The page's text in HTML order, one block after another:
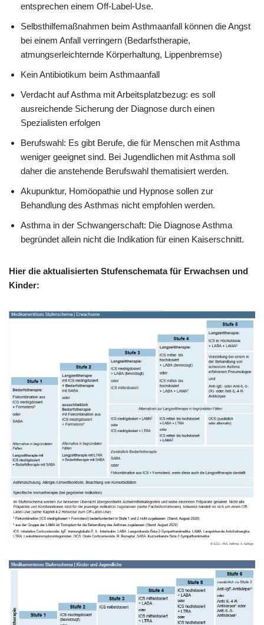
entsprechen einem Off-Label-Use.
Selbsthilfemaßnahmen beim Asthmaanfall können die Angst
bei einem Anfall verringern (Bedarfstherapie,
atmungserleichternde Körperhaltung, Lippenbremse)
Kein Antibiotikum beim Asthmaanfall
Verdacht auf Asthma mit Arbeitsplatzbezug: es soll
ausreichende Sicherung der Diagnose durch einen
Spezialisten erfolgen
Berufswahl: Es gibt Berufe, die für Menschen mit Asthma
weniger geeignet sind. Bei Jugendlichen mit Asthma soll
daher die anstehende Berufswahl thematisiert werden.
Akupunktur, Homöopathie und Hypnose sollen zur
Behandlung des Asthmas nicht empfohlen werden.
Asthma in der Schwangerschaft: Die Diagnose Asthma
begründet allein nicht die Indikation für einen Kaiserschnitt.
Hier die aktualisierten Stufenschemata für Erwachsen und
Kinder: